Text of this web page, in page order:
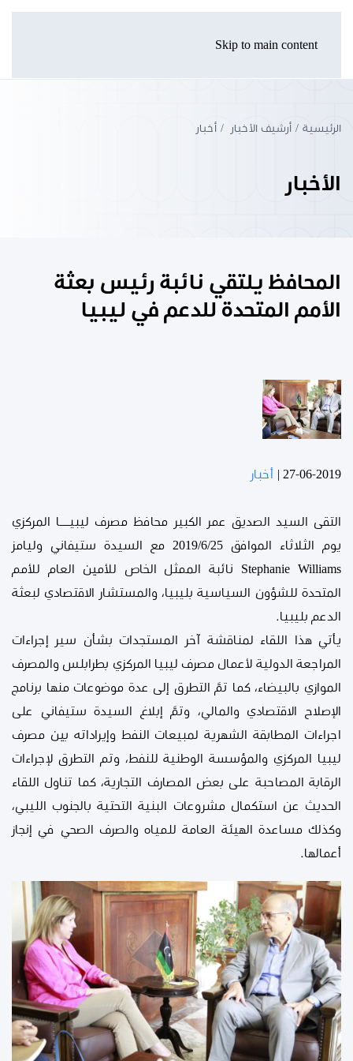
Skip to main content
الرئيسية أرشيف الأخبار أخبار
الأخبار
المحافظ يلتقي نائبة رئيس بعثة
الأمم المتحدة للدعم في ليبيا
27-06-2019 أخبار
التقى السيد الصديق عمر الكبير محافظ مصرف ليبيــــا المركزي
يوم الثلاثاء الموافق 2019/6/25 مع السيدة ستيفاني وليامز
Stephanie Williams نائبة الممثل الخاص للأمين العام للأمم
المتحدة للشؤون السياسية بليبيا، والمستشار الاقتصادي لبعثة
الدعم بليبيا.
يأتي هذا اللقاء لمناقشة آخر المستجدات بشأن سير إجراءات
المراجعة الدولية لأعمال مصرف ليبيا المركزي بطرابلس والمصرف
الموازي بالبيضاء، كما تمَّ التطرق إلى عدة موضوعات منها برنامج
الإصلاح الاقتصادي والمالي، وتمَّ إبلاغ السيدة ستيفاني على
اجراءات المطابقة الشهرية لمبيعات النفط وإيراداته بين مصرف
ليبيا المركزي والمؤسسة الوطنية للنفط، وتم التطرق لإجراءات
الرقابة المصاحبة على بعض المصارف التجارية، كما تناول اللقاء
الحديث عن استكمال مشروعات البنية التحتية بالجنوب الليبي،
وكذلك مساعدة الهيئة العامة للمياه والصرف الصحي في إنجاز
أعمالها.